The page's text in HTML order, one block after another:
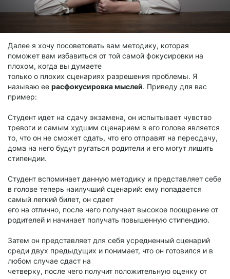
Далее я хочу посоветовать вам методику, которая
поможет вам избавиться от той самой фокусировки на
плохом, когда вы думаете
только о плохих сценариях разрешения проблемы. Я
называю ее расфокусировка мыслей. Приведу для вас
пример:
Студент идет на сдачу экзамена, он испытывает чувство
тревоги и самым худшим сценарием в его голове является
то, что он не сможет сдать, что его отправят на пересдачу,
дома на него будут ругаться родители и его могут лишить
стипендии.
Студент вспоминает данную методику и представляет себе
в голове теперь наилучший сценарий: ему попадается
самый легкий билет, он сдает
его на отлично, после чего получает высокое поощрение от
родителей и начинает получать повышенную стипендию.
Затем он представляет для себя усредненный сценарий
среди двух предыдущих и понимает, что он готовился и в
любом случае сдаст на
четверку, после чего получит положительную оценку от